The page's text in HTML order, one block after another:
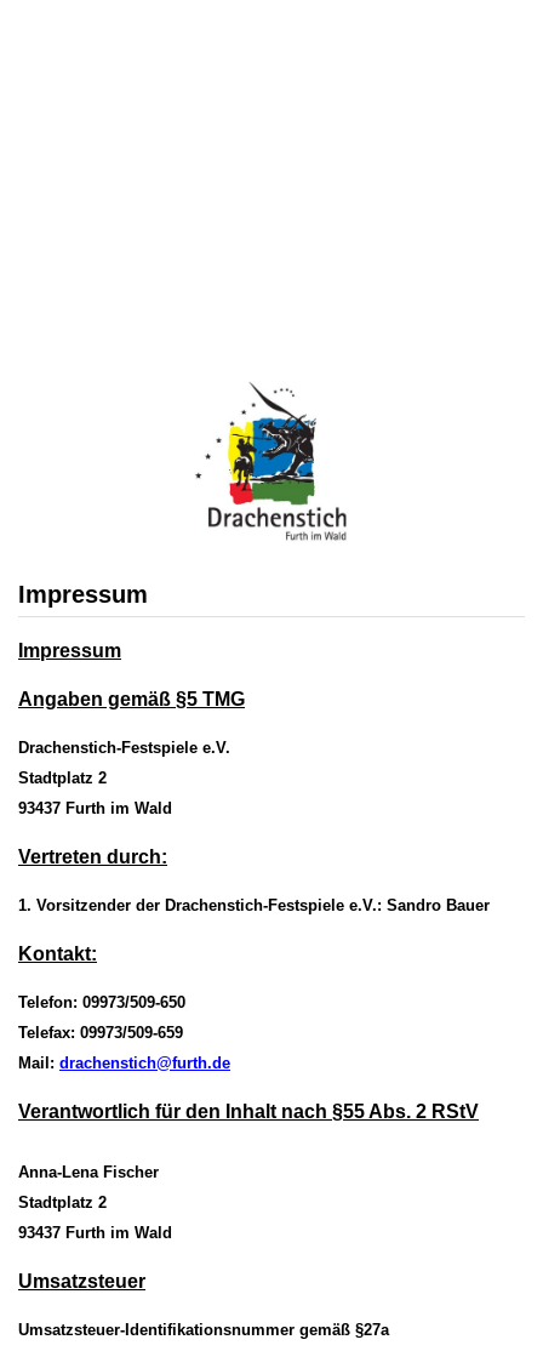
Impressum
Impressum
Angaben gemäß §5 TMG
Drachenstich-Festspiele e.V.
Stadtplatz 2
93437 Furth im Wald
Vertreten durch:
1. Vorsitzender der Drachenstich-Festspiele e.V.: Sandro Bauer
Kontakt:
Telefon: 09973/509-650
Telefax: 09973/509-659
Mail: drachenstich@furth.de
Verantwortlich für den Inhalt nach §55 Abs. 2 RStV
Anna-Lena Fischer
Stadtplatz 2
93437 Furth im Wald
Umsatzsteuer
Umsatzsteuer-Identifikationsnummer gemäß §27a